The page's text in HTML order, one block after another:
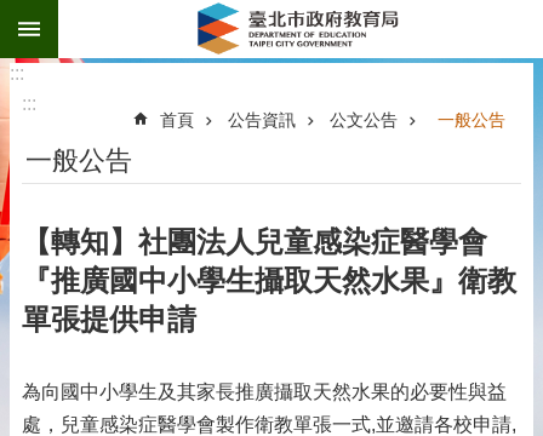
跳到主要內容區塊
:::
:::
首頁 公告資訊 公文公告 一般公告
一般公告
【轉知】社團法人兒童感染症醫學會
『推廣國中小學生攝取天然水果』衛教
單張提供申請
為向國中小學生及其家長推廣攝取天然水果的必要性與益
處，兒童感染症醫學會製作衛教單張一式,並邀請各校申請,